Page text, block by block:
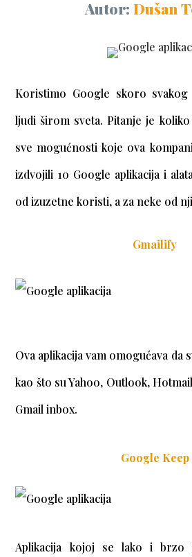
Autor: Dušan
Koristimo Google skoro
ljudi širom sveta. Pitanje je
sve mogućnosti koje ova
izdvojili 10 Google aplikacija i
od izuzetne koristi, a za neke od
Gmailify
Ova aplikacija vam omogućava da
kao što su Yahoo, Outlook,
Gmail inbox.
Google Keep
Aplikacija kojoj se lako i brzo